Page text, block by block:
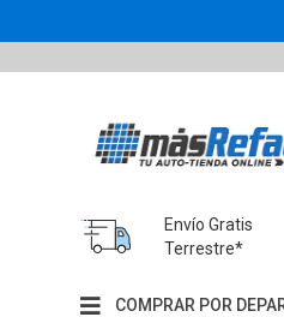
Envío Gratis
Terrestre*
COMPRAR POR